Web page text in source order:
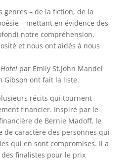
genres – de la fiction, de la
– mettant en évidence des
notre compréhension,
et nous ont aidés à nous
par Emily St.John Mandel
Gibson ont fait la liste.
récits qui tournent
financier. Inspiré par le
de Bernie Madoff, le
de caractère des personnes qui
qui en sont compromises. Il a
finalistes pour le prix